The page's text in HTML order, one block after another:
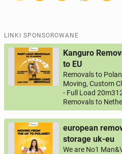
LINKI SPONSOROWANE
Kanguro
to EU
Removals to
Moving, Custom
- Full Load
Removals to
european
storage uk-eu
We are No1